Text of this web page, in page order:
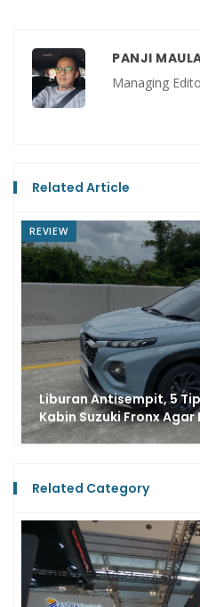
PANJI
Managing
Related Article
NEWS
Suzuki eVitara
Sudah Terdaftar di
Related Category